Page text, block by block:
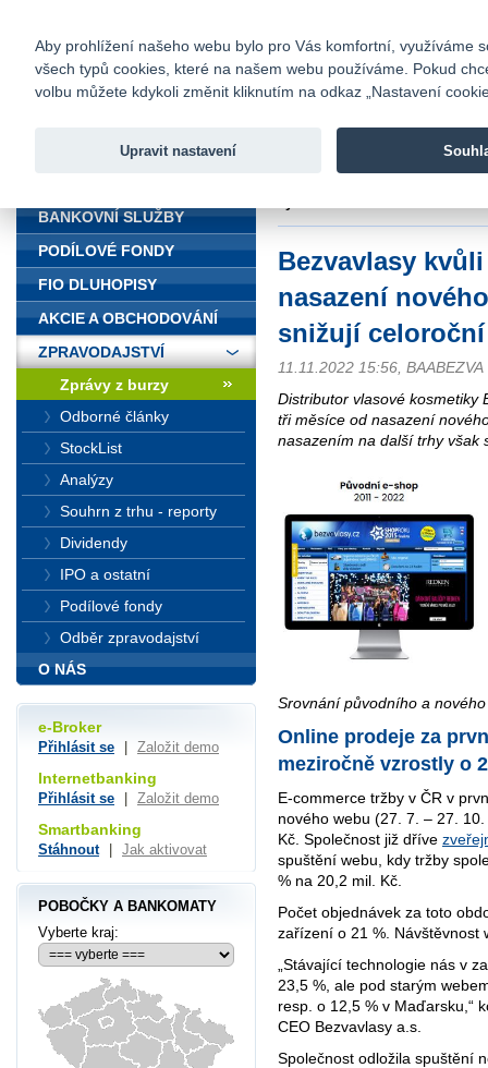
Fio banka
Fio banka
Bezvavlasy
nasazení
snižují
11.11.2022 15:56, BAABEZVA
Distributor vlasové kosmetiky
tři měsíce od nasazení
nasazením na další trhy však
Srovnání původního a
Online prodeje za
meziročně vzrostly o
E-commerce tržby v ČR v
nového webu (27. 7. – 27.
Kč. Společnost již dříve
spuštění webu, kdy tržby
% na 20,2 mil. Kč.
Počet objednávek za toto
zařízení o 21 %. Návštěvnost
„Stávající technologie nás v
23,5 %, ale pod starým
resp. o 12,5 % v Maďarsku,“
CEO Bezvavlasy a.s.
Společnost odložila spuštění
BANKOVNÍ SLUŽBY
PODÍLOVÉ FONDY
FIO DLUHOPISY
AKCIE A OBCHODOVÁNÍ
ZPRAVODAJSTVÍ
Zprávy z burzy
Odborné články
StockList
Analýzy
Souhrn z trhu - reporty
Dividendy
IPO a ostatní
Podílové fondy
Odběr zpravodajství
O NÁS
e-Broker
Přihlásit se Založit demo
Internetbanking
Přihlásit se Založit demo
Smartbanking
Stáhnout Jak aktivovat
POBOČKY A BANKOMATY
Vyberte kraj:
Aby prohlížení našeho webu bylo pro Vás komfortní, využíváme
všech typů cookies, které na našem webu používáme. Pokud
volbu můžete kdykoli změnit kliknutím na odkaz „Nastavení
Upravit nastavení